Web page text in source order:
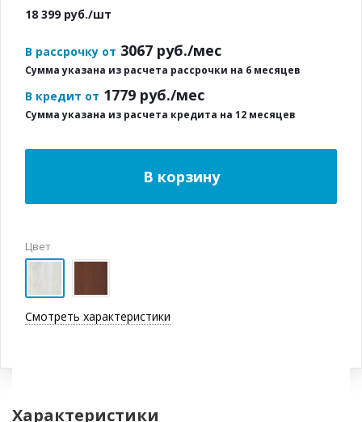
18 399 руб./шт
В рассрочку от 3067 руб./мес
Сумма указана из расчета рассрочки на 6 месяцев
В кредит от 1779 руб./мес
Сумма указана из расчета кредита на 12 месяцев
Цвет
Смотреть характеристики
В корзину
Характеристики